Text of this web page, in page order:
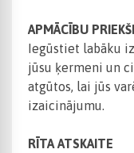
APMĀCĪBU
Iegūstiet labāku
jūsu ķermeni un
atgūtos, lai jūs
izaicinājumu.
RĪTA ATSKAITE